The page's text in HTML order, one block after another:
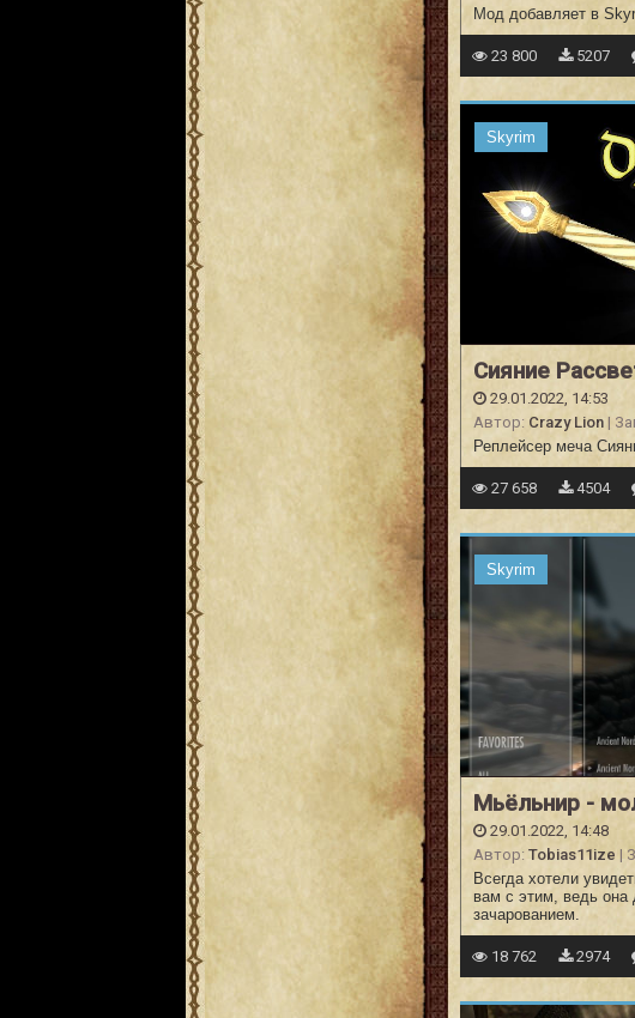
Мод добавляет в
23 800 5207
Skyrim
Сияние
29.01.2022, 14:53
Автор: Crazy Lion |
Реплейсер меча
27 658 4504
Skyrim
Мьёльнир -
29.01.2022, 14:48
Автор: Tobias11ize |
Всегда хотели
вам с этим, ведь она
зачарованием.
18 762 2974